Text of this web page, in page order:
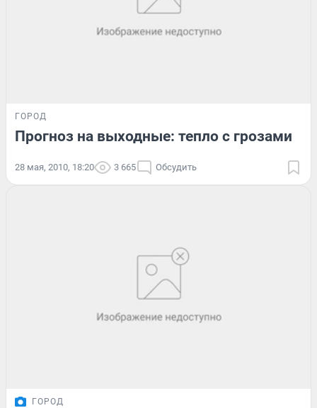
ГОРОД
Прогноз на выходные: тепло с грозами
28 мая, 2010, 18:20 3 665 Обсудить
ГОРОД